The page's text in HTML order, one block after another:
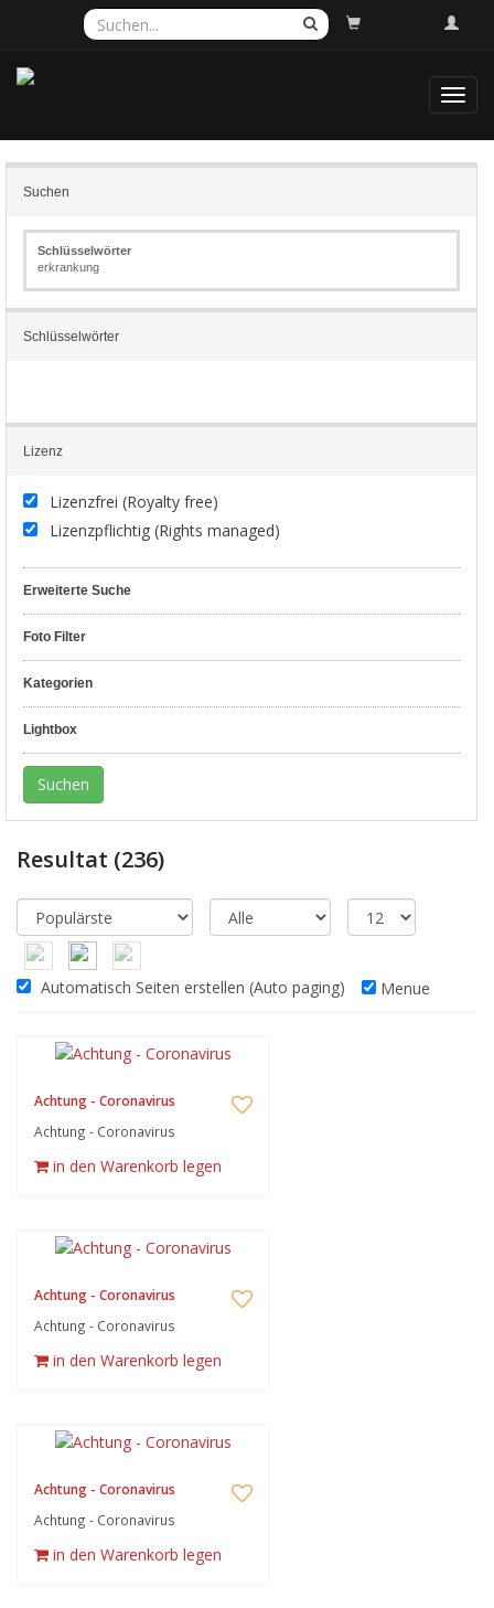
Suchen
Schlüsselwörter
erkrankung
Schlüsselwörter
Lizenz
Lizenzfrei (Royalty free)
Lizenzpflichtig (Rights managed)
Erweiterte Suche
Foto Filter
Kategorien
Lightbox
Resultat (236)
Automatisch Seiten erstellen (Auto paging) Menue
Achtung - Coronavirus
Achtung - Coronavirus
in den Warenkorb legen
Achtung - Coronavirus
Achtung - Coronavirus
in den Warenkorb legen
Achtung - Coronavirus
Achtung - Coronavirus
in den Warenkorb legen